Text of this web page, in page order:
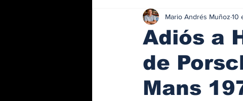
Adiós a
de
Mans
Mario Andrés Muñoz 10